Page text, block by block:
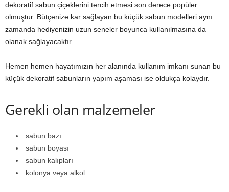
dekoratif sabun çiçeklerini tercih etmesi son derece popüler
olmuştur. Bütçenize kar sağlayan bu küçük sabun modelleri aynı
zamanda hediyenizin uzun seneler boyunca kullanılmasına da
olanak sağlayacaktır.
Hemen hemen hayatımızın her alanında kullanım imkanı sunan bu
küçük dekoratif sabunların yapım aşaması ise oldukça kolaydır.
Gerekli olan malzemeler
sabun bazı
sabun boyası
sabun kalıpları
kolonya veya alkol